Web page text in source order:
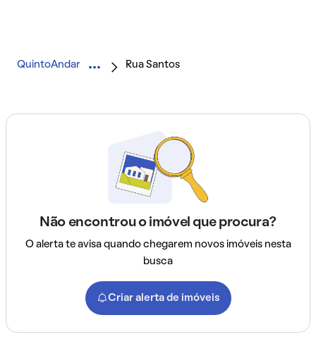
QuintoAndar Rua Santos
Não encontrou o imóvel que procura?
O alerta te avisa quando chegarem novos imóveis nesta
busca
Criar alerta de imóveis